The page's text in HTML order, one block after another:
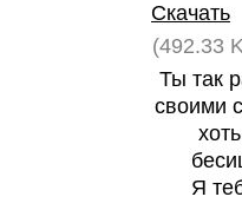
Скачать
(492.33
Ты так
своими
Я